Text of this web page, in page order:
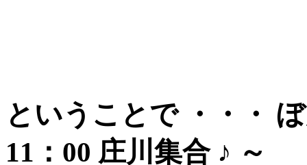
ということで ・・・
11：00 庄川集合 ♪ ～